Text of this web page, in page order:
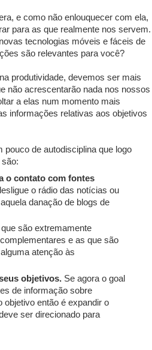
e como não enlouquecer com ela,
para as que realmente nos servem.
tecnologias móveis e fáceis de
são relevantes para você?
produtividade, devemos ser mais
não acrescentarão nada nos nossos
a elas num momento mais
informações relativas aos objetivos
de autodisciplina que logo
o contato com fontes
o rádio das notícias ou
danação de blogs de
são extremamente
e as que são
atenção às
objetivos. Se agora o goal
de informação sobre
então é expandir o
ser direcionado para